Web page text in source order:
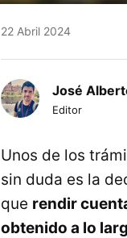
22 Abril 2024
José
Editor
Unos de los
sin duda es la
que rendir
obtenido a lo